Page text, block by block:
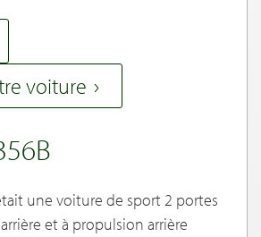
voiture
une voiture de sport 2 portes
et à propulsion arrière